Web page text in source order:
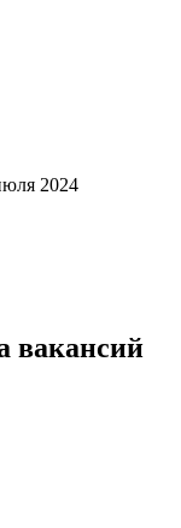
2024
вакансий